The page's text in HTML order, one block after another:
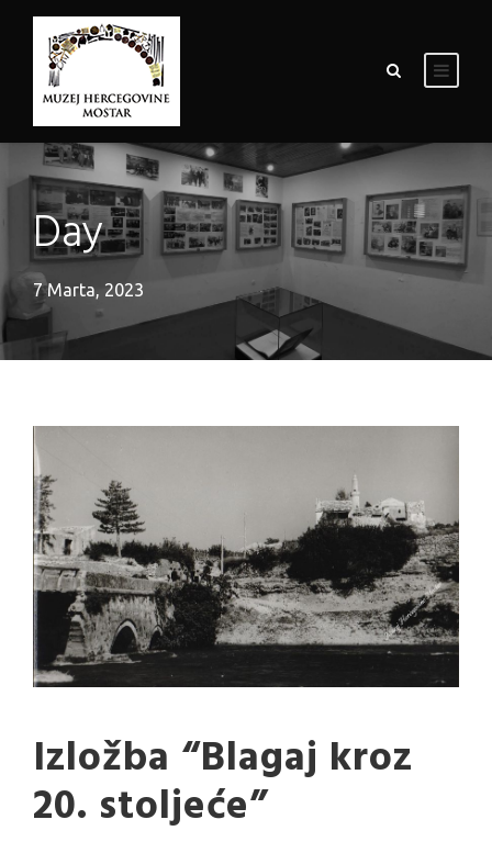
Day
7 Marta, 2023
Izložba “Blagaj kroz
20. stoljeće”